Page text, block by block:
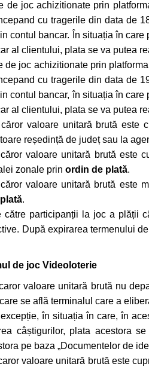
de joc achizitionate prin
cu tragerile din data de
contul bancar. În situația în
al clientului, plata se va putea
de joc achizitionate prin platforma
cu tragerile din data de
contul bancar, în situația în
al clientului, plata se va putea
valoare unitară brută este
reședință de județ sau la
valoare unitară brută este
zonale prin ordin de plată.
valoare unitară brută este
.
către participanții la joc a plății
După expirarea termenului
de joc Videoloterie
valoare unitară brută nu
se află terminalul care a
în situația în care, în
câștigurilor, plata acestora
pe baza „Documentelor de
valoare unitară brută este